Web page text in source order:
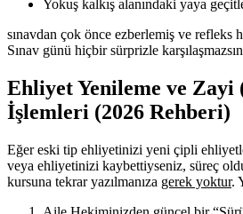
Yokuş kalkış alanındaki yaya
sınavdan çok önce ezberlemiş ve refleks
Sınav günü hiçbir sürprizle
Ehliyet Yenileme ve Zayi
İşlemleri (2026 Rehberi)
Eğer eski tip ehliyetinizi yeni çipli
veya ehliyetinizi kaybettiyseniz, süreç
kursuna tekrar yazılmanıza gerek yoktur.